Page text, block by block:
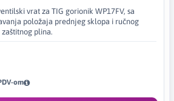
vrat za TIG gorionik WP17FV, sa
položaja prednjeg sklopa i ručnog
plina.
om